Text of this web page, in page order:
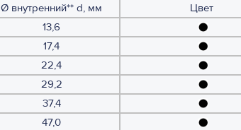
Ø внутренний** d, мм Цвет
13,6
17,4
22,4
29,2
37,4
47,0